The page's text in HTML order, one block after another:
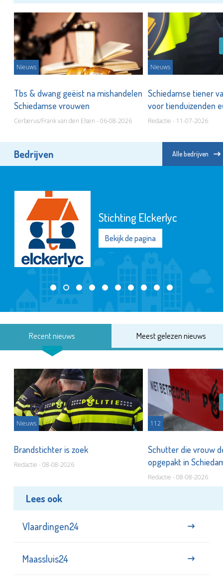
Nieuws
Tbs & dwang geëist na mishandelen
Schiedamse vrouwen
Cerberus/Frank van den Elsen - 06-08-2026
Nieuws
Schiedamse tiener
voor tienduizenden
Redactie - 11-07-2026
Bedrijven Alle bedrijven
Stichting Elckerlyc
Bekijk de pagina
Recent nieuws Meest gelezen nieuws
Nieuws
Brandstichter is zoek
Redactie - 08-08-2026
112
Schutter die vrouw
opgepakt in
Redactie - 08-08-2026
Lees ook
Vlaardingen24
Maassluis24